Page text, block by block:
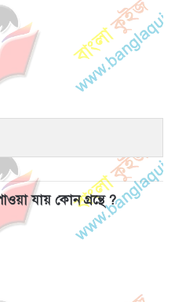
যায় কোন গ্রন্থে ?